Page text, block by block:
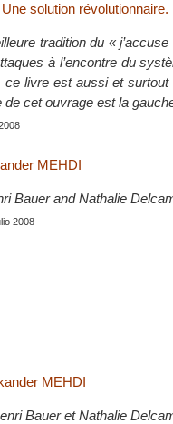
solution
tradition du «
à l’encontre du
ce livre est aussi et
cet ouvrage est la
MEHDI
Bauer and Nathalie
2008
MEHDI
Bauer et Nathalie